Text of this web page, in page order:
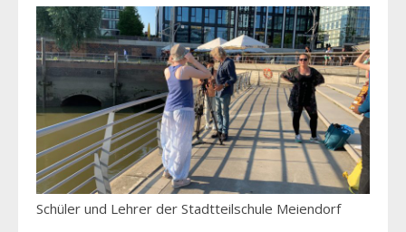
Schüler und Lehrer der Stadtteilschule Meiendorf